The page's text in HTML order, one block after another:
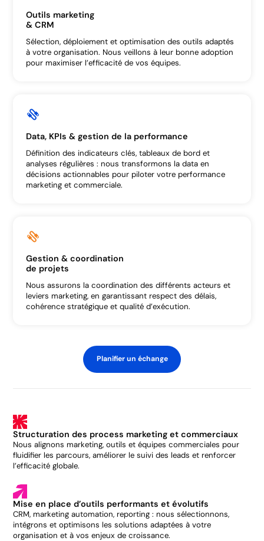
Outils marketing
& CRM
Sélection, déploiement et optimisation des outils adaptés
à votre organisation. Nous veillons à leur bonne adoption
pour maximiser l’efficacité de vos équipes.
Data, KPIs & gestion de la performance
Définition des indicateurs clés, tableaux de bord et
analyses régulières : nous transformons la data en
décisions actionnables pour piloter votre performance
marketing et commerciale.
Gestion & coordination
de projets
Nous assurons la coordination des différents acteurs et
leviers marketing, en garantissant respect des délais,
cohérence stratégique et qualité d’exécution.
Planifier un échange
Structuration des process marketing et commerciaux
Nous alignons marketing, outils et équipes commerciales pour
fluidifier les parcours, améliorer le suivi des leads et renforcer
l’efficacité globale.
Mise en place d’outils performants et évolutifs
CRM, marketing automation, reporting : nous sélectionnons,
intégrons et optimisons les solutions adaptées à votre
organisation et à vos enjeux de croissance.